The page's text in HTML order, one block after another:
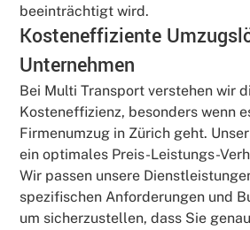
beeinträchtigt wird.
Kosteneffiziente
Unternehmen
Bei Multi Transport verstehen wir
Kosteneffizienz, besonders wenn
Firmenumzug in Zürich geht.
ein optimales Preis-Leistungs-
Wir passen unsere
spezifischen Anforderungen und
um sicherzustellen, dass Sie